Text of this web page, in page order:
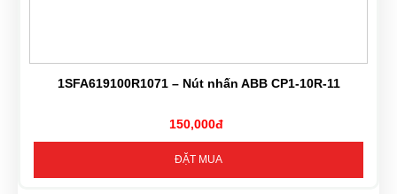
1SFA619100R1071 – Nút nhấn ABB CP1-10R-11
150,000đ
ĐẶT MUA